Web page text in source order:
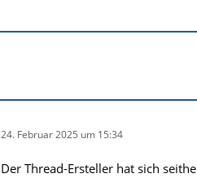
24. Februar 2025 um 15:34
Der Thread-Ersteller hat sich